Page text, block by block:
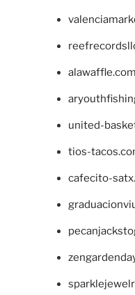
alawaffle.com
united-
tios-
cafecito-